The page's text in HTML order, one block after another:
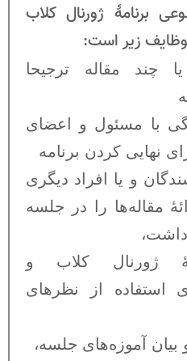
برنامۀ ژورنال کلاب
زیر است:
چند مقاله ترجیحا
با مسئول و اعضای
نهایی کردن برنامه
و یا افراد دیگری
مقاله‌ها را در جلسه
ژورنال کلاب و
استفاده از نظرهای
بیان آموزه‌های جلسه،